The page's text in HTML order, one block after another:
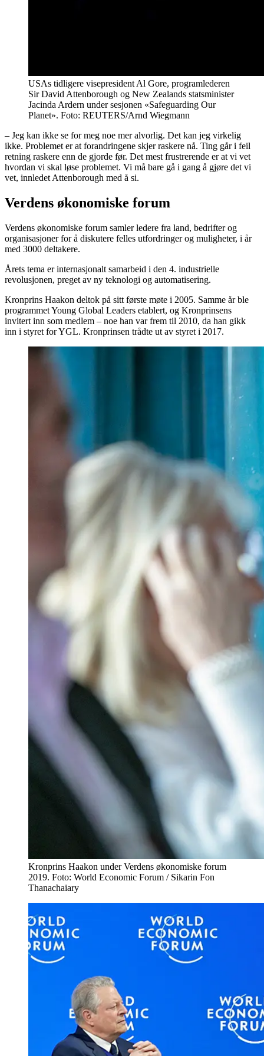
USAs tidligere visepresident Al Gore, programlederen
Sir David Attenborough og New Zealands statsminister
Jacinda Ardern under sesjonen «Safeguarding Our
Planet». Foto: REUTERS/Arnd Wiegmann
– Jeg kan ikke se for meg noe mer alvorlig. Det kan jeg virkelig
ikke. Problemet er at forandringene skjer raskere nå. Ting går i feil
retning raskere enn de gjorde før. Det mest frustrerende er at vi vet
hvordan vi skal løse problemet. Vi må bare gå i gang å gjøre det vi
vet, innledet Attenborough med å si.
Verdens økonomiske forum
Verdens økonomiske forum samler ledere fra land, bedrifter og
organisasjoner for å diskutere felles utfordringer og muligheter, i år
med 3000 deltakere.
Årets tema er internasjonalt samarbeid i den 4. industrielle
revolusjonen, preget av ny teknologi og automatisering.
Kronprins Haakon deltok på sitt første møte i 2005. Samme år ble
programmet Young Global Leaders etablert, og Kronprinsens
invitert inn som medlem – noe han var frem til 2010, da han gikk
inn i styret for YGL. Kronprinsen trådte ut av styret i 2017.
Kronprins Haakon under Verdens økonomiske forum
2019. Foto: World Economic Forum / Sikarin Fon
Thanachaiary